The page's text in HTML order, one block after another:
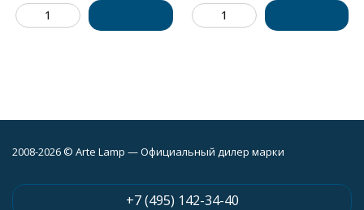
2008-2026 © Arte Lamp — Официальный дилер марки
+7 (495) 142-34-40